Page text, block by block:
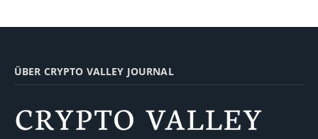
ÜBER CRYPTO VALLEY JOURNAL